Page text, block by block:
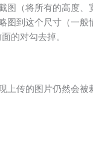
图（将所有的高度、
图到这个尺寸（一般
的对勾去掉。
上传的图片仍然会被